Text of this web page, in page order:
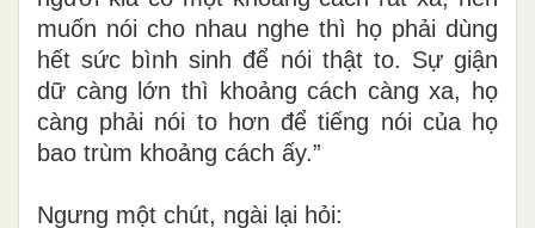
muốn nói cho nhau nghe thì họ phải dùng
hết sức bình sinh để nói thật to. Sự giận
dữ càng lớn thì khoảng cách càng xa, họ
càng phải nói to hơn để tiếng nói của họ
bao trùm khoảng cách ấy.”
Ngưng một chút, ngài lại hỏi: